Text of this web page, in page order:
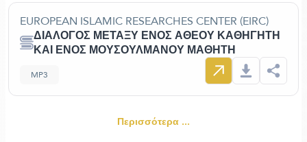
EUROPEAN ISLAMIC RESEARCHES CENTER (EIRC)
ΔΙΑΛΟΓΟΣ ΜΕΤΑΞΥ ΕΝΟΣ ΑΘΕΟΥ ΚΑΘΗΓΗΤΗ
ΚΑΙ ΕΝΟΣ ΜΟΥΣΟΥΛΜΑΝΟΥ ΜΑΘΗΤΗ
MP3
Περισσότερα ...